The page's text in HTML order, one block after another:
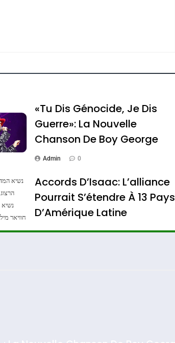
«Tu Dis Génocide, Je Dis
Guerre»: La Nouvelle
Chanson De Boy George
Admin 0
נשיא
נשיא
חוויאר
הנשיא
Accords D’Isaac: L’alliance
Pourrait S’étendre À 13 Pays
D’Amérique Latine
Admin 0
Stauber